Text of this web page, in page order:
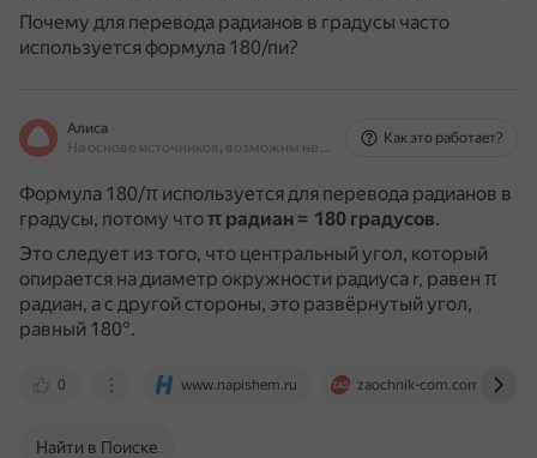
Почему для перевода радианов в градусы часто
используется формула 180/пи?
Алиса
На основе источников, возможны неточности
Как это работает?
Формула 180/π используется для перевода радианов в
градусы, потому чтоπ радиан = 180 градусов.
Это следует из того, что центральный угол, который
опирается на диаметр окружности радиуса r, равен π
радиан, а с другой стороны, это развёрнутый угол,
равный 180°.
0 www.napishem.ru zaochnik-com.com
Найти в Поиске